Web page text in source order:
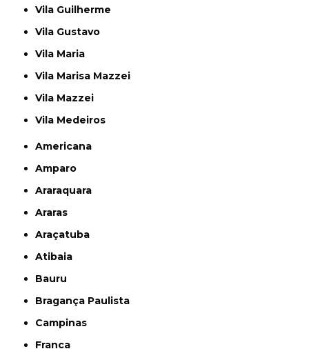
Vila Guilherme
Vila Gustavo
Vila Maria
Vila Marisa Mazzei
Vila Mazzei
Vila Medeiros
Americana
Amparo
Araraquara
Araras
Araçatuba
Atibaia
Bauru
Bragança Paulista
Campinas
Franca